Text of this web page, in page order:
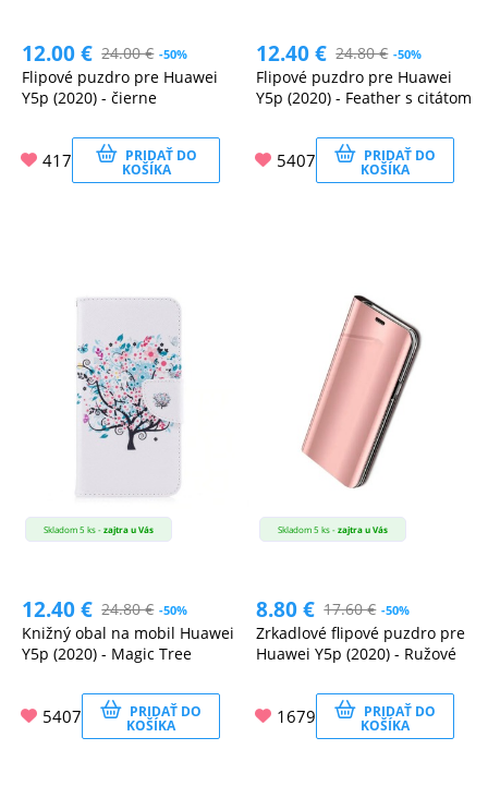
12.00€ 24.00€ -50%
Flipové puzdro pre Huawei
Y5p (2020) - čierne
417 PRIDAŤ DO
KOŠÍKA
12.40€ 24.80€ -50%
Flipové puzdro pre Huawei
Y5p (2020) - Feather s citátom
5407 PRIDAŤ DO
KOŠÍKA
Skladom 5 ks -zajtra u Vás
12.40€ 24.80€ -50%
Knižný obal na mobil Huawei
Y5p (2020) - Magic Tree
5407 PRIDAŤ DO
KOŠÍKA
Skladom 5 ks -zajtra u Vás
8.80€ 17.60€ -50%
Zrkadlové flipové puzdro pre
Huawei Y5p (2020) - Ružové
1679 PRIDAŤ DO
KOŠÍKA